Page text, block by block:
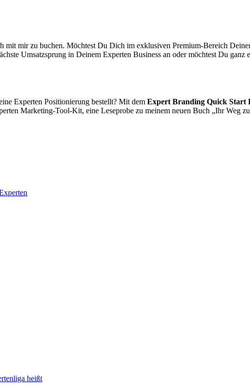
mir zu buchen. Möchtest Du Dich im exklusiven Premium-Bereich
Umsatzsprung in Deinem Experten Business an oder möchtest Du ganz
Experten Positionierung bestellt? Mit dem Expert Branding Quick Start
Marketing-Tool-Kit, eine Leseprobe zu meinem neuen Buch „Ihr Weg
heißt